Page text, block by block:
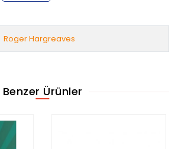
Roger Hargreaves
Benzer Ürünler